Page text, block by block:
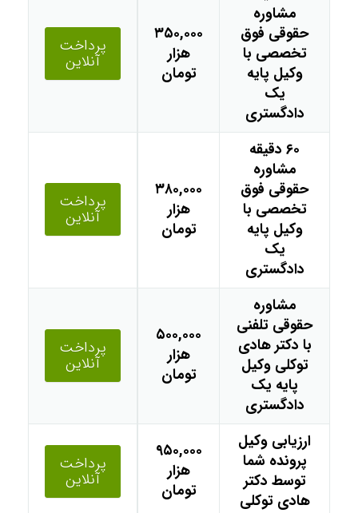
مشاوره
حقوقی فوق
تخصصی با
وکیل پایه
یک
دادگستری
۳۵۰,۰۰۰
هزار
تومان
پرداخت
آنلاین
۶۰ دقیقه
مشاوره
حقوقی فوق
تخصصی با
وکیل پایه
یک
دادگستری
۳۸۰,۰۰۰
هزار
تومان
پرداخت
آنلاین
مشاوره
حقوقی تلفنی
با دکتر هادی
توکلی وکیل
پایه یک
دادگستری
۵۰۰,۰۰۰
هزار
تومان
پرداخت
آنلاین
ارزیابی وکیل
پرونده شما
توسط دکتر
هادی توکلی
۹۵۰,۰۰۰
هزار
تومان
پرداخت
آنلاین